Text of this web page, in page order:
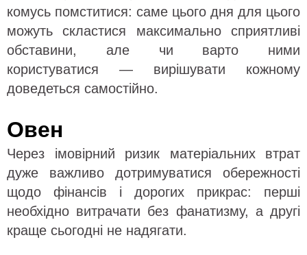
комусь помститися: саме цього дня для цього
можуть скластися максимально сприятливі
обставини, але чи варто ними
користуватися — вирішувати кожному
доведеться самостійно.
Овен
Через імовірний ризик матеріальних втрат
дуже важливо дотримуватися обережності
щодо фінансів і дорогих прикрас: перші
необхідно витрачати без фанатизму, а другі
краще сьогодні не надягати.